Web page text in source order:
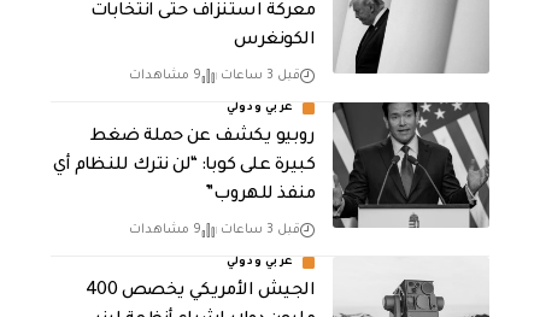
معركة استنزاف حتى انتخابات
الكونغرس
قبل 3 ساعات 9 مشاهدات
عربي ودولي
روبيو يكشف عن حملة ضغط
كبيرة على كوبا: “لن نترك للنظام أي
منفذ للهروب”
قبل 3 ساعات 9 مشاهدات
عربي ودولي
الجيش الأمريكي يخصص 400